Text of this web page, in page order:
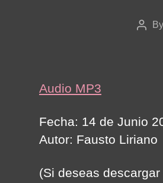
PostBy
Audio MP3
Fecha: 14 de Junio
Autor: Fausto Liriano
(Si deseas